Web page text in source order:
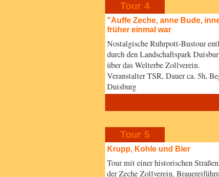
Tour 4
"Auffe Zeche, anne Bude,
früher einmal war
Nostalgische Ruhrpott-Bustour
durch den Landschaftspark
über das Welterbe Zollverein.
Veranstalter TSR, Dauer ca. 5h,
Duisburg
Tour 5
Krupp, Kohle und Bier
Tour mit einer historischen
der Zeche Zollverein,